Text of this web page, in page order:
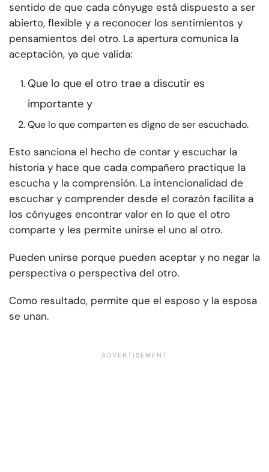
sentido de que cada cónyuge está dispuesto a ser
abierto, flexible y a reconocer los sentimientos y
pensamientos del otro. La apertura comunica la
aceptación, ya que valida:
Que lo que el otro trae a discutir es
importante y
Que lo que comparten es digno de ser escuchado.
Esto sanciona el hecho de contar y escuchar la
historia y hace que cada compañero practique la
escucha y la comprensión. La intencionalidad de
escuchar y comprender desde el corazón facilita a
los cónyuges encontrar valor en lo que el otro
comparte y les permite unirse el uno al otro.
Pueden unirse porque pueden aceptar y no negar la
perspectiva o perspectiva del otro.
Como resultado, permite que el esposo y la esposa
se unan.